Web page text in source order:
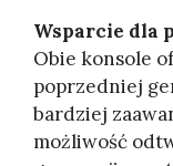
Wsparcie dla
Obie konsole
poprzedniej
bardziej
możliwość